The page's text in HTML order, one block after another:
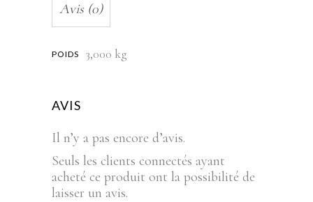
Avis (0)
POIDS 3,000 kg
AVIS
Il n’y a pas encore d’avis.
Seuls les clients connectés ayant
acheté ce produit ont la possibilité de
laisser un avis.